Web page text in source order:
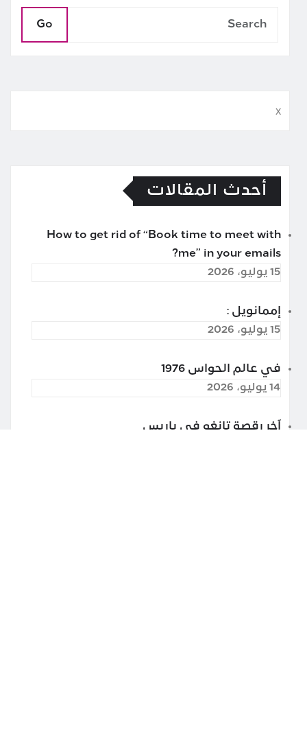
Go
x
أحدث المقالات
How to get rid of “Book time to meet with
me” in your emails?
15 يوليو، 2026
إممانويل :
15 يوليو، 2026
في عالم الحواس 1976
14 يوليو، 2026
آخر رقصة تانغو في باريس